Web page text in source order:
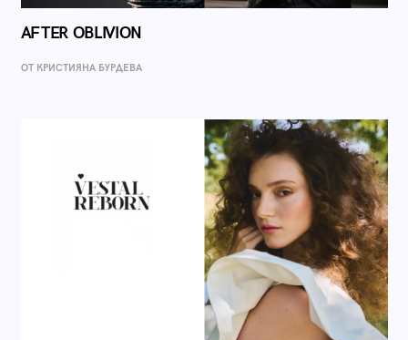
AFTER OBLIVION
ОТ КРИСТИЯНА БУРДЕВА